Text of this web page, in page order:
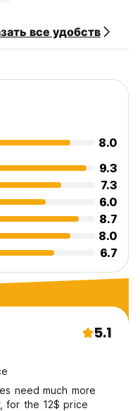
все удобств
8.0
9.3
7.3
6.0
8.7
8.0
6.7
5.1
need much more
for the 12$ price